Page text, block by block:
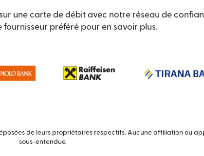
une carte de débit avec notre réseau de
fournisseur préféré pour en savoir plus.
de leurs propriétaires respectifs. Aucune affiliation ou
sous-entendue.